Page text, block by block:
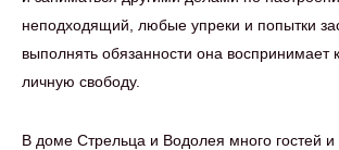
неподходящий, любые упреки и попытки
выполнять обязанности она воспринимает
личную свободу.
В доме Стрельца и Водолея много гостей и